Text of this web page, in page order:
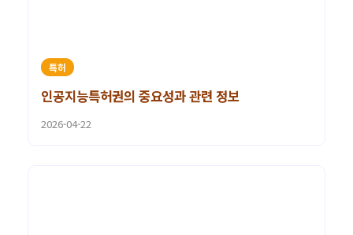
특허
인공지능특허권의 중요성과 관련 정보
2026-04-22